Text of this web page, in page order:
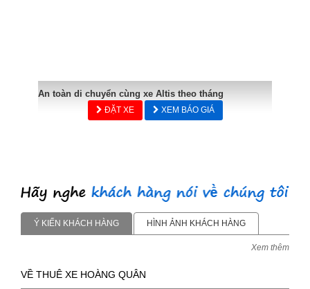
An toàn di chuyển cùng xe Altis theo tháng
ĐẶT XE XEM BÁO GIÁ
Ý KIẾN KHÁCH HÀNG HÌNH ẢNH KHÁCH HÀNG
Xem thêm
VỀ THUÊ XE HOÀNG QUÂN